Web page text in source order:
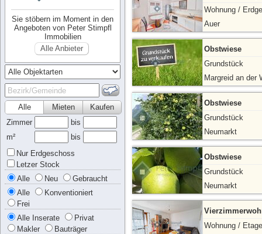
Sie stöbern im Moment in den
Angeboten von Peter Stimpfl
Immobilien
Alle Anbieter
Alle Kaufen
Mieten
Zimmer
bis
m²
bis
Nur Erdgeschoss
Letzer Stock
Alle
Neu
Gebraucht
Alle
Konventioniert
Frei
Alle Inserate
Privat
Makler
Bauträger
Wohnung /
Auer
Obstwiese
Grundstück
Margreid an der
Obstwiese
Grundstück
Neumarkt
Obstwiese
Grundstück
Neumarkt
Wohnung / Etage